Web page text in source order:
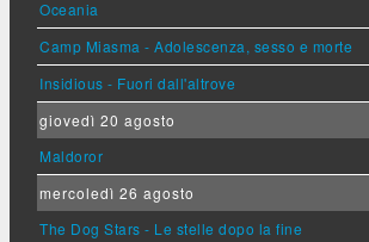
Oceania
Camp Miasma - Adolescenza, sesso e morte
Insidious - Fuori dall'altrove
giovedì 20 agosto
Maldoror
mercoledì 26 agosto
The Dog Stars - Le stelle dopo la fine